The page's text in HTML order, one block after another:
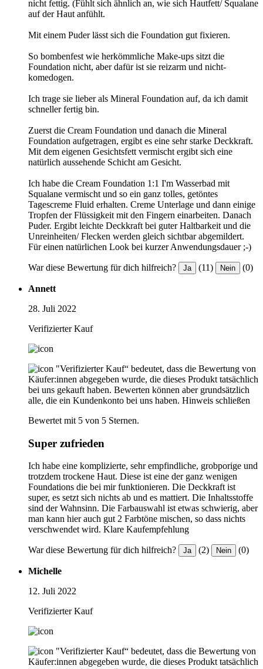
nicht fettig. (Fühlt sich ähnlich an, wie sich Hautfett/ Squalane
auf der Haut anfühlt.
Mit einem Puder lässt sich die Foundation gut fixieren.
So bombenfest wie herkömmliche Make-ups sitzt die
Foundation nicht, aber dafür ist sie reizarm und nicht-
komedogen.
Ich trage sie lieber als Mineral Foundation auf, da ich damit
schneller fertig bin.
Zuerst die Cream Foundation und danach die Mineral
Foundation aufgetragen, ergibt es eine sehr starke Deckkraft.
Mit dem eigenen Gesichtsfett vermischt ergibt sich eine
natürlich aussehende Schicht am Gesicht.
Ich habe die Cream Foundation 1:1 I'm Wasserbad mit
Squalane vermischt und so ein ganz tolles, getöntes
Tagescreme Fluid erhalten. Creme Unterlage und dann einige
Tropfen der Flüssigkeit mit den Fingern einarbeiten. Danach
Puder. Ergibt leichte Deckkraft bei guter Haltbarkeit und die
Unreinheiten/ Flecken werden gleich sichtbar abgemildert.
Für einen natürlichen Look bei kurzer Anwendungsdauer ;-)
War diese Bewertung für dich hilfreich? Ja (11) Nein (0)
Annett
28. Juli 2022
Verifizierter Kauf
"Verifizierter Kauf“ bedeutet, dass die Bewertung von
Käufer:innen abgegeben wurde, die dieses Produkt tatsächlich
bei uns gekauft haben. Bewerten können aber grundsätzlich
alle, die ein Kundenkonto bei uns haben. Hinweis schließen
Bewertet mit 5 von 5 Sternen.
Super zufrieden
Ich habe eine komplizierte, sehr empfindliche, grobporige und
trotzdem trockene Haut. Diese ist eine der ganz wenigen
Foundations die bei mir funktionieren. Die Deckkraft ist
super, es setzt sich nichts ab und es mattiert. Die Inhaltsstoffe
sind der Wahnsinn. Die Farbauswahl ist etwas schwierig, aber
man kann hier auch gut 2 Farbtöne mischen, so dass nichts
verschwendet wird. Klare Kaufempfehlung ️
War diese Bewertung für dich hilfreich? Ja (2) Nein (0)
Michelle
12. Juli 2022
Verifizierter Kauf
"Verifizierter Kauf“ bedeutet, dass die Bewertung von
Käufer:innen abgegeben wurde, die dieses Produkt tatsächlich